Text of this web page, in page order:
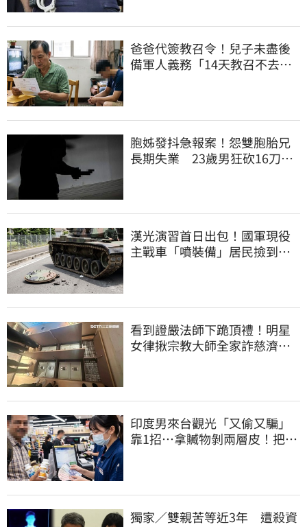
爸爸代簽教召令！兒子未盡後
備軍人義務「14天教召不去」
胞姊發抖急報案！怨雙胞胎兄
長期失業 23歲男狂砍16刀奪
漢光演習首日出包！國軍現役
主戰車「噴裝備」居民撿到零
看到證嚴法師下跪頂禮！明星
女律揪宗教大師全家詐慈濟…
印度男來台觀光「又偷又騙」
靠1招…拿贓物剝兩層皮！把全
獨家／雙親苦等近3年 遭殺資